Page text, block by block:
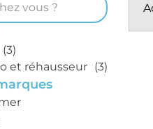
(3)
et réhausseur (3)